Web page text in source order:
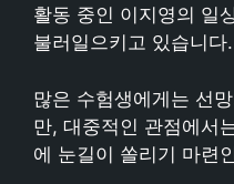
활동 중인 이지영의 일
불러일으키고 있습니다.
많은 수험생에게는 선
만, 대중적인 관점에서
에 눈길이 쏠리기 마련